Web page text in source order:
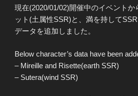
現在(2020/01/02)開催中のイベント
ット(土属性SSR)と、満を持して
データを追加しました。
Below character’s data have been
– Mireille and Risette(earth SSR)
– Sutera(wind SSR)